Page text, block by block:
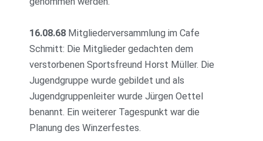
16.08.68 Mitgliederversammlung im Cafe
Schmitt: Die Mitglieder gedachten dem
verstorbenen Sportsfreund Horst Müller. Die
Jugendgruppe wurde gebildet und als
Jugendgruppenleiter wurde Jürgen Oettel
benannt. Ein weiterer Tagespunkt war die
Planung des Winzerfestes.